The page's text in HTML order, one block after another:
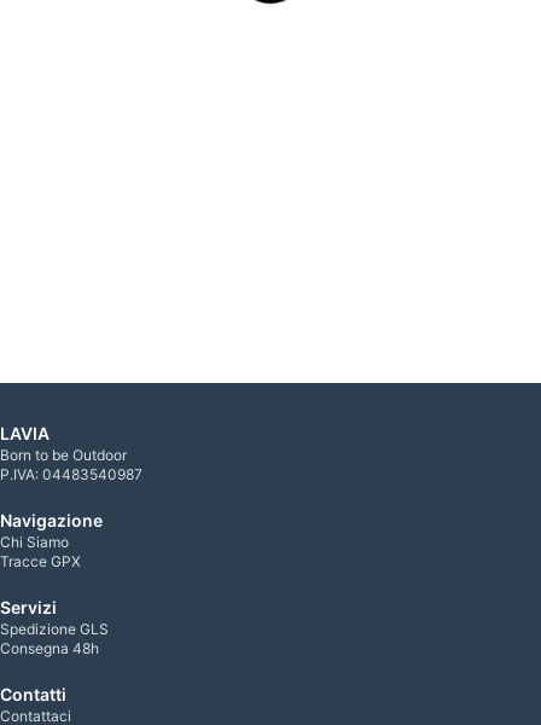
LAVIA
Born to be Outdoor
P.IVA: 04483540987
Navigazione
Chi Siamo
Tracce GPX
Servizi
Spedizione GLS
Consegna 48h
Contatti
Contattaci